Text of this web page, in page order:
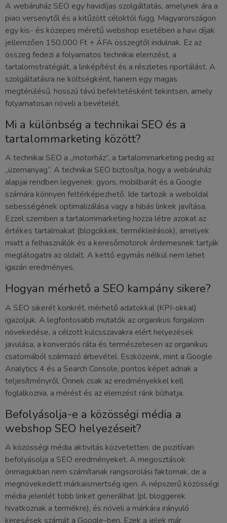
A webáruház SEO egy havidíjas szolgáltatás, amelynek ára a
piaci versenytől és a kitűzött céloktól függ. Magyarországon
egy kis- és közepes méretű webshop esetében a havi díjak
jellemzően 150.000 Ft + ÁFA összegtől indulnak. Ez az
összeg fedezi a folyamatos technikai elemzést, a
tartalomstratégiát, a linképítést és a részletes riportálást. A
szolgáltatásra ne költségként, hanem egy magas
megtérülésű, hosszú távú befektetésként tekintsen, amely
folyamatosan növeli a bevételét.
Mi a különbség a technikai SEO és a
tartalommarketing között?
A technikai SEO a „motorház”, a tartalommarketing pedig az
„üzemanyag”. A technikai SEO biztosítja, hogy a webáruház
alapjai rendben legyenek: gyors, mobilbarát és a Google
számára könnyen feltérképezhető. Ide tartozik a weboldal
sebességének optimalizálása vagy a hibás linkek javítása.
Ezzel szemben a tartalommarketing hozza létre azokat az
értékes tartalmakat (blogcikkek, termékleírások), amelyek
miatt a felhasználók és a keresőmotorok érdemesnek tartják
meglátogatni az oldalt. A kettő egymás nélkül nem lehet
igazán eredményes.
Hogyan mérhető a SEO kampány sikere?
A SEO sikerét konkrét, mérhető adatokkal (KPI-okkal)
igazoljuk. A legfontosabb mutatók az organikus forgalom
növekedése, a célzott kulcsszavakra elért helyezések
javulása, a konverziós ráta és természetesen az organikus
csatornából származó árbevétel. Eszközeink, mint a Google
Analytics 4 és a Search Console, pontos képet adnak a
teljesítményről. Önnek csak az eredményekkel kell
foglalkoznia, a mérést és az elemzést ránk bízhatja.
Befolyásolja-e a közösségi média a
webshop SEO helyezéseit?
A közösségi média aktivitás közvetetten, de pozitívan
befolyásolja a SEO eredményeket. A megosztások
önmagukban nem számítanak rangsorolási faktornak, de a
megnövekedett márkaismertség igen. A népszerű közösségi
média jelenlét több linket generálhat (pl. bloggerek
hivatkoznak a termékre), és növeli a márkára irányuló
keresések számát a Google-ben. Ezek a jelek már